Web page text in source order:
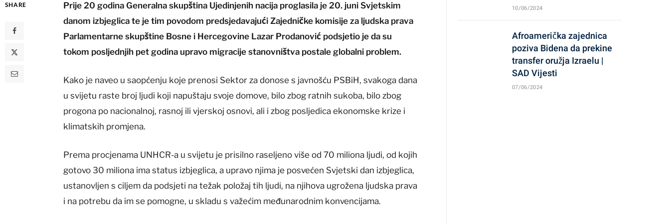
SHARE
Prije 20 godina Generalna skupština Ujedinjenih nacija proglasila je 20. juni Svjetskim
danom izbjeglica te je tim povodom predsjedavajući Zajedničke komisije za ljudska prava
Parlamentarne skupštine Bosne i Hercegovine Lazar Prodanović podsjetio je da su
tokom posljednjih pet godina upravo migracije stanovništva postale globalni problem.
Kako je naveo u saopćenju koje prenosi Sektor za donose s javnošću PSBiH, svakoga dana
u svijetu raste broj ljudi koji napuštaju svoje domove, bilo zbog ratnih sukoba, bilo zbog
progona po nacionalnoj, rasnoj ili vjerskoj osnovi, ali i zbog posljedica ekonomske krize i
klimatskih promjena.
Prema procjenama UNHCR-a u svijetu je prisilno raseljeno više od 70 miliona ljudi, od kojih
gotovo 30 miliona ima status izbjeglica, a upravo njima je posvećen Svjetski dan izbjeglica,
ustanovljen s ciljem da podsjeti na težak položaj tih ljudi, na njihova ugrožena ljudska prava
i na potrebu da im se pomogne, u skladu s važećim međunarodnim konvencijama.
10/06/2024
Afroamerička zajednica
poziva Bidena da prekine
transfer oružja Izraelu |
SAD Vijesti
07/06/2024